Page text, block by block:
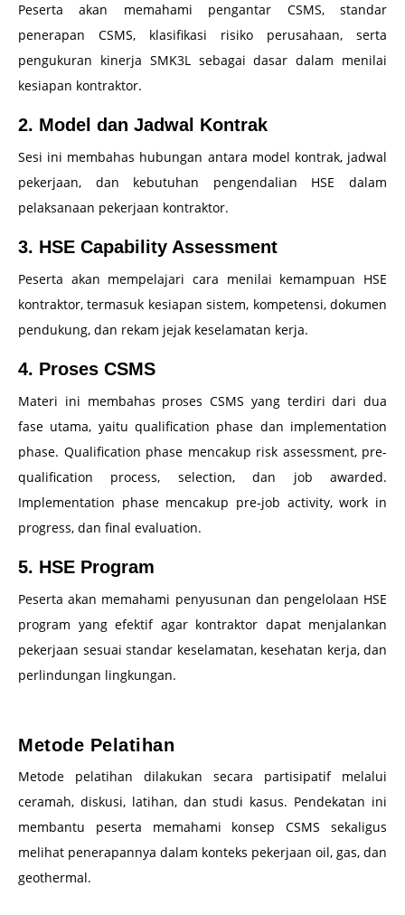
Peserta akan memahami pengantar CSMS, standar
penerapan CSMS, klasifikasi risiko perusahaan, serta
pengukuran kinerja SMK3L sebagai dasar dalam menilai
kesiapan kontraktor.
2. Model dan Jadwal Kontrak
Sesi ini membahas hubungan antara model kontrak, jadwal
pekerjaan, dan kebutuhan pengendalian HSE dalam
pelaksanaan pekerjaan kontraktor.
3. HSE Capability Assessment
Peserta akan mempelajari cara menilai kemampuan HSE
kontraktor, termasuk kesiapan sistem, kompetensi, dokumen
pendukung, dan rekam jejak keselamatan kerja.
4. Proses CSMS
Materi ini membahas proses CSMS yang terdiri dari dua
fase utama, yaitu qualification phase dan implementation
phase. Qualification phase mencakup risk assessment, pre-
qualification process, selection, dan job awarded.
Implementation phase mencakup pre-job activity, work in
progress, dan final evaluation.
5. HSE Program
Peserta akan memahami penyusunan dan pengelolaan HSE
program yang efektif agar kontraktor dapat menjalankan
pekerjaan sesuai standar keselamatan, kesehatan kerja, dan
perlindungan lingkungan.
Metode Pelatihan
Metode pelatihan dilakukan secara partisipatif melalui
ceramah, diskusi, latihan, dan studi kasus. Pendekatan ini
membantu peserta memahami konsep CSMS sekaligus
melihat penerapannya dalam konteks pekerjaan oil, gas, dan
geothermal.